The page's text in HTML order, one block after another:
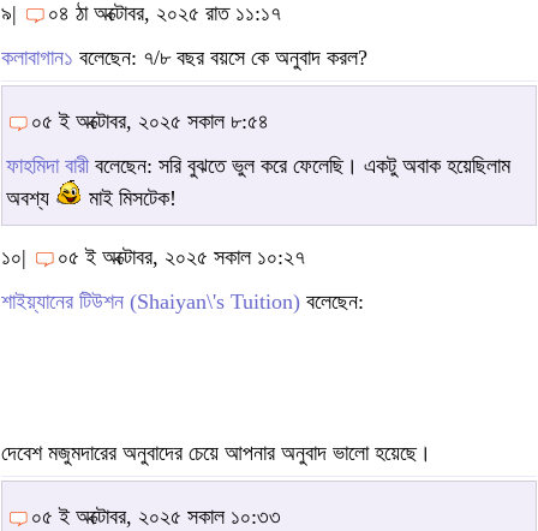
৯|
০৪ ঠা অক্টোবর, ২০২৫ রাত ১১:১৭
কলাবাগান১ বলেছেন: ৭/৮ বছর বয়সে কে অনুবাদ করল?
০৫ ই অক্টোবর, ২০২৫ সকাল ৮:৫৪
ফাহমিদা বারীবলেছেন: সরি বুঝতে ভুল করে ফেলেছি। একটু অবাক হয়েছিলাম
অবশ্য
মাই মিসটেক!
১০|
০৫ ই অক্টোবর, ২০২৫ সকাল ১০:২৭
শাইয়্যানের টিউশন (Shaiyan\'s Tuition) বলেছেন:
দেবেশ মজুমদারের অনুবাদের চেয়ে আপনার অনুবাদ ভালো হয়েছে।
০৫ ই অক্টোবর, ২০২৫ সকাল ১০:৩৩